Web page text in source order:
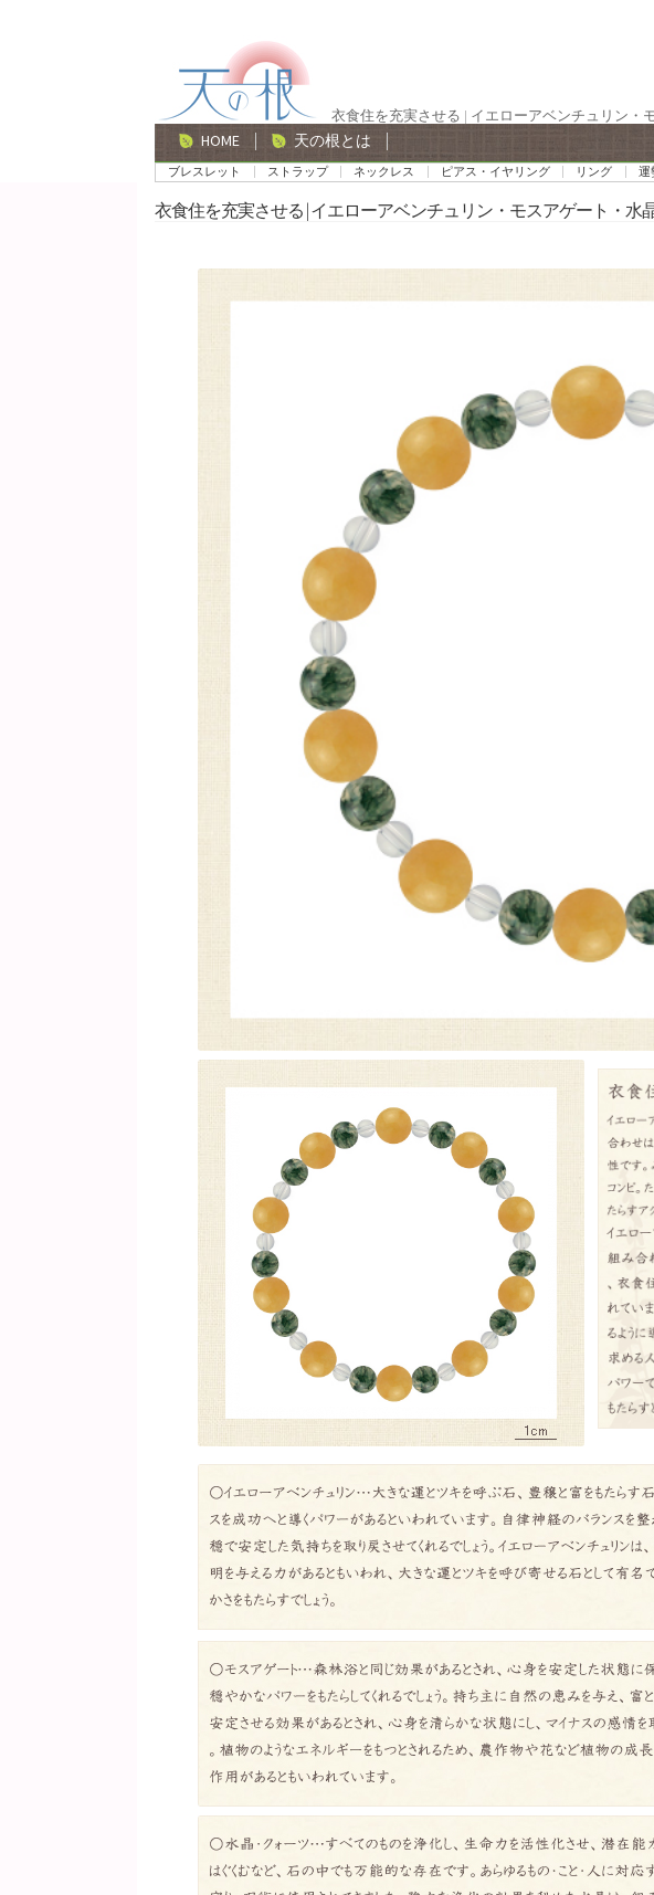
ー
シ
ョ
ン
ン
ツ
へ
ス
衣食住を充実させる | イエローアベンチュリン・
HOME 天の根とは
ブレスレット ストラップ ネックレス ピアス・イヤリング リング 運
衣食住を充実させる | イエローアベンチュリン・モスアゲート・水